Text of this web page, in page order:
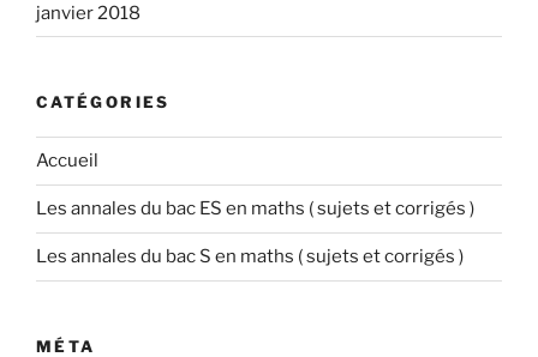
janvier 2018
CATÉGORIES
Accueil
Les annales du bac ES en maths ( sujets et corrigés )
Les annales du bac S en maths ( sujets et corrigés )
MÉTA